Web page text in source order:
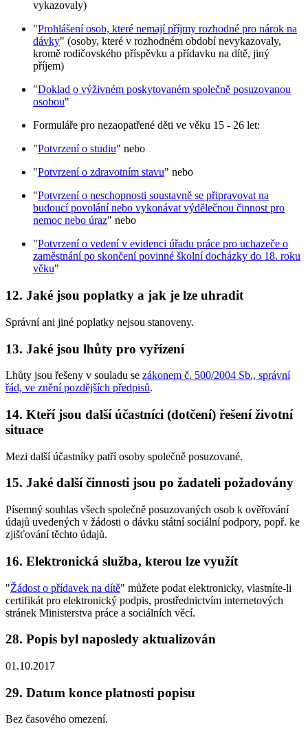
vykazovaly)
"Prohlášení osob, které nemají příjmy rozhodné pro nárok na
dávky" (osoby, které v rozhodném období nevykazovaly,
kromě rodičovského příspěvku a přídavku na dítě, jiný
příjem)
"Doklad o výživném poskytovaném společně posuzovanou
osobou"
Formuláře pro nezaopatřené děti ve věku 15 - 26 let:
"Potvrzení o studiu" nebo
"Potvrzení o zdravotním stavu" nebo
"Potvrzení o neschopnosti soustavně se připravovat na
budoucí povolání nebo vykonávat výdělečnou činnost pro
nemoc nebo úraz" nebo
"Potvrzení o vedení v evidenci úřadu práce pro uchazeče o
zaměstnání po skončení povinné školní docházky do 18. roku
věku"
12. Jaké jsou poplatky a jak je lze uhradit
Správní ani jiné poplatky nejsou stanoveny.
13. Jaké jsou lhůty pro vyřízení
Lhůty jsou řešeny v souladu se zákonem č. 500/2004 Sb., správní
řád, ve znění pozdějších předpisů.
14. Kteří jsou další účastníci (dotčení) řešení životní
situace
Mezi další účastníky patří osoby společně posuzované.
15. Jaké další činnosti jsou po žadateli požadovány
Písemný souhlas všech společně posuzovaných osob k ověřování
údajů uvedených v žádosti o dávku státní sociální podpory, popř. ke
zjišťování těchto údajů.
16. Elektronická služba, kterou lze využít
"Žádost o přídavek na dítě" můžete podat elektronicky, vlastníte-li
certifikát pro elektronický podpis, prostřednictvím internetových
stránek Ministerstva práce a sociálních věcí.
28. Popis byl naposledy aktualizován
01.10.2017
29. Datum konce platnosti popisu
Bez časového omezení.